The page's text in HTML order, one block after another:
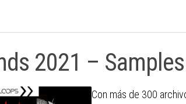
2021 –
Con más de 300